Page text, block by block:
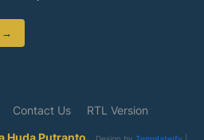
→
Huda Putranto.
Contact Us RTL Version